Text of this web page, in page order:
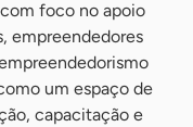
foco no apoio
empreendedores
um espaço de
capacitação e